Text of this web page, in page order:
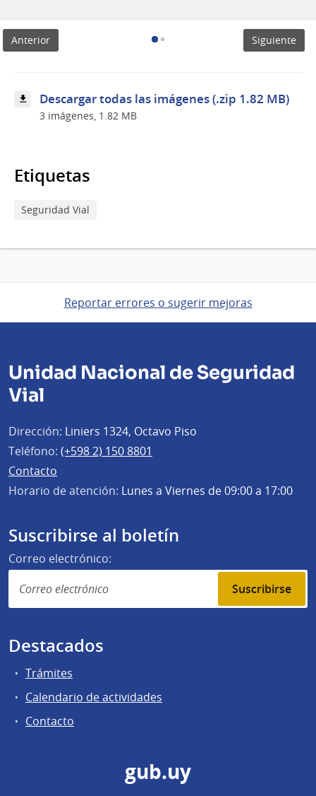
Seguridad
Via
Anterior Siguiente
Descargar todas las imágenes (.zip 1.82 MB)
3 imágenes, 1.82 MB
Etiquetas
Seguridad Vial
Reportar errores o sugerir mejoras
Unidad Nacional de Seguridad
Vial
Dirección: Liniers 1324, Octavo Piso
Teléfono: (+598 2) 150 8801
Contacto
Horario de atención: Lunes a Viernes de 09:00 a 17:00
Suscribirse al boletín
Correo electrónico:
Suscribirse
Destacados
Trámites
Calendario de actividades
Contacto
gub.uy